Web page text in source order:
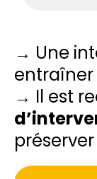
→ Une
entraîner
→ Il est